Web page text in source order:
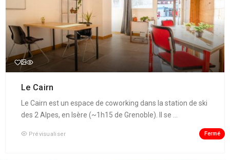
Le Cairn
Le Cairn est un espace de coworking dans la station de ski
des 2 Alpes, en Isère (~1h15 de Grenoble). Il se ...
Prévisualiser Fermé